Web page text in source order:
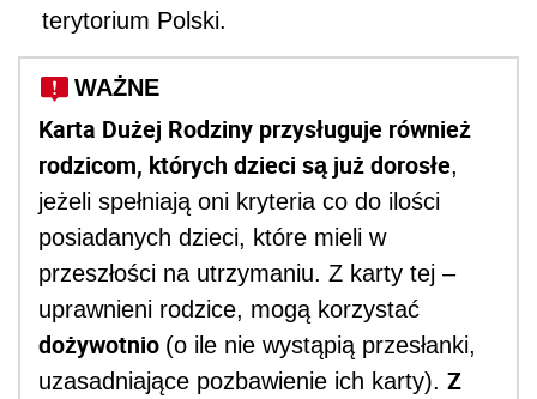
terytorium Polski.
WAŻNE
Karta Dużej Rodziny przysługuje również
rodzicom, których dzieci są już dorosłe,
jeżeli spełniają oni kryteria co do ilości
posiadanych dzieci, które mieli w
przeszłości na utrzymaniu. Z karty tej –
uprawnieni rodzice, mogą korzystać
dożywotnio (o ile nie wystąpią przesłanki,
uzasadniające pozbawienie ich karty). Z